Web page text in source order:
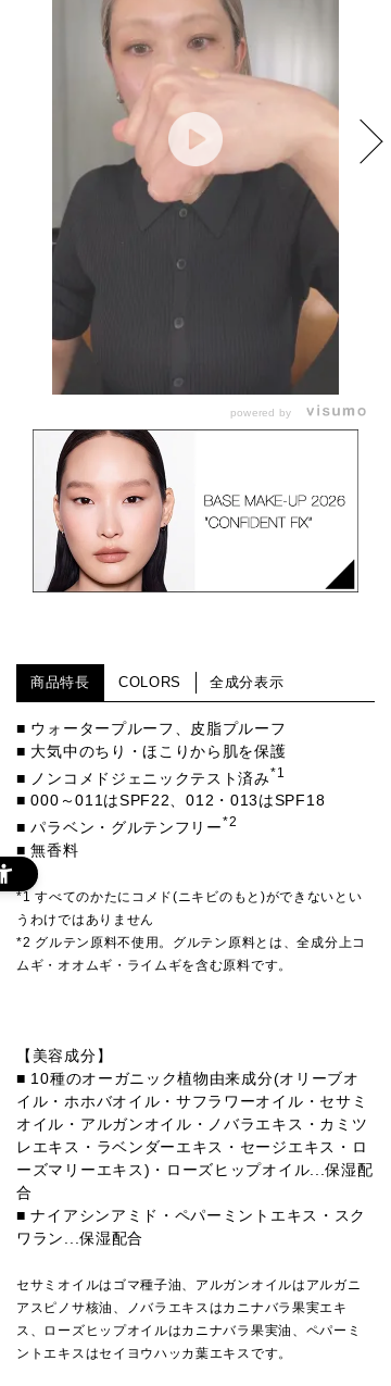
powered by
商品特長 COLORS 全成分表示
■ ウォータープルーフ、皮脂プルーフ
■ 大気中のちり・ほこりから肌を保護
■ ノンコメドジェニックテスト済み*1
■ 000～011はSPF22、012・013はSPF18
■ パラベン・グルテンフリー*2
■ 無香料
*1 すべてのかたにコメド(ニキビのもと)ができないとい
うわけではありません
*2 グルテン原料不使用。グルテン原料とは、全成分上コ
ムギ・オオムギ・ライムギを含む原料です。
【美容成分】
■ 10種のオーガニック植物由来成分(オリーブオ
イル・ホホバオイル・サフラワーオイル・セサミ
オイル・アルガンオイル・ノバラエキス・カミツ
レエキス・ラベンダーエキス・セージエキス・ロ
ーズマリーエキス)・ローズヒップオイル...保湿配
合
■ ナイアシンアミド・ペパーミントエキス・スク
ワラン...保湿配合
セサミオイルはゴマ種子油、アルガンオイルはアルガニ
アスピノサ核油、ノバラエキスはカニナバラ果実エキ
ス、ローズヒップオイルはカニナバラ果実油、ペパーミ
ントエキスはセイヨウハッカ葉エキスです。